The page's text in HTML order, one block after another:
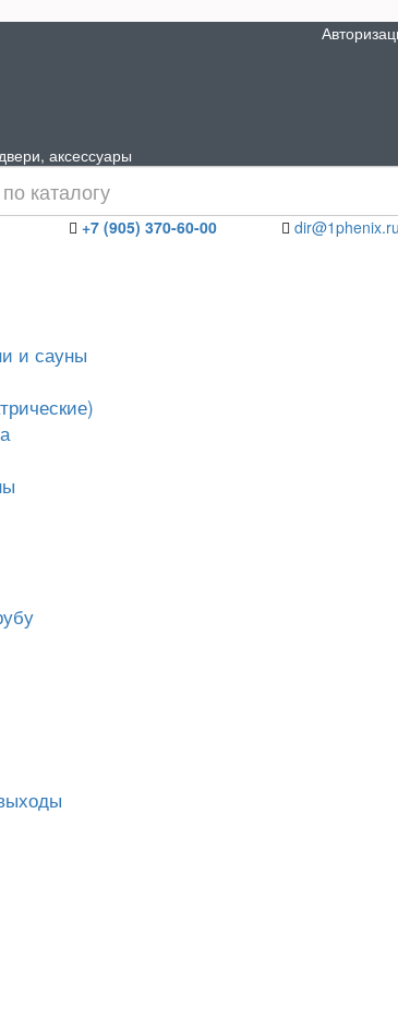
аксессуары
+7 (905) 370-60-00 dir@1phenix.ru
и сауны